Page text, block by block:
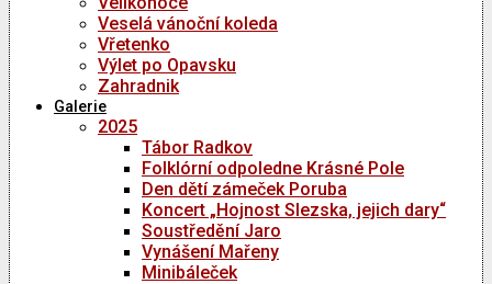
Veselá vánoční koleda
Vřetenko
Výlet po Opavsku
Zahradnik
Galerie
2025
Tábor Radkov
Folklórní odpoledne Krásné Pole
Den dětí zámeček Poruba
Koncert „Hojnost Slezska, jejich dary“
Soustředění Jaro
Vynášení Mařeny
Minibáleček